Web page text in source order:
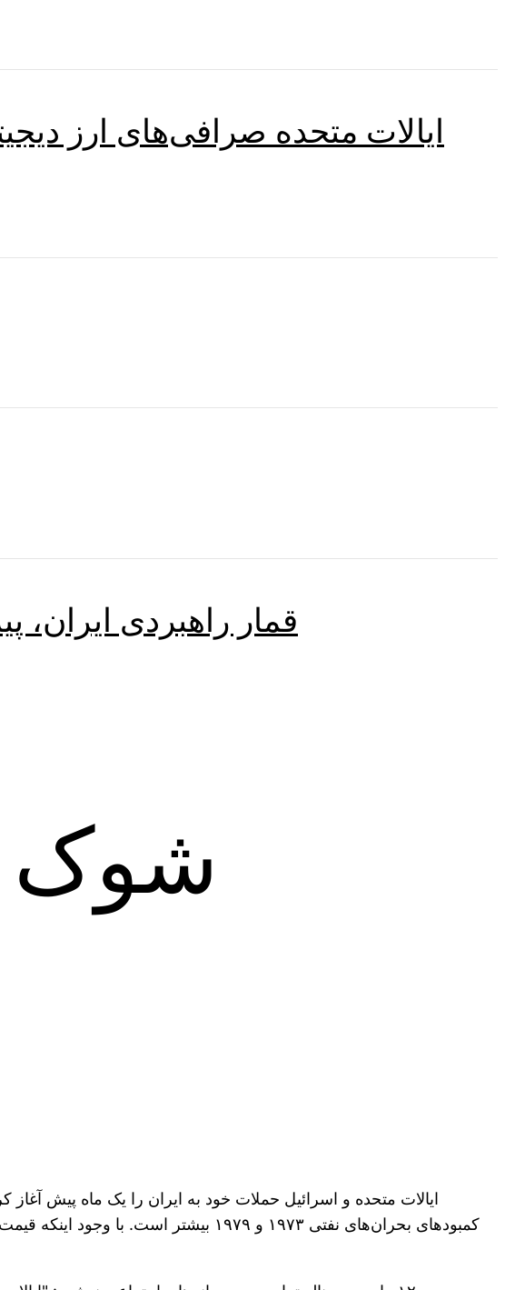
ایالات متحده صرافی‌های ارز
قمار راهبردی ایران،
شوک
ایالات متحده و اسرائیل حملات خود به ایران را یک ماه پیش